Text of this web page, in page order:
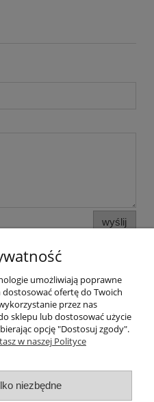
wyślij
umożliwiają poprawne
ofertę do Twoich
przez nas
sklepu lub dostosować użycie
opcję "Dostosuj zgody".
w naszej Polityce
niezbędne